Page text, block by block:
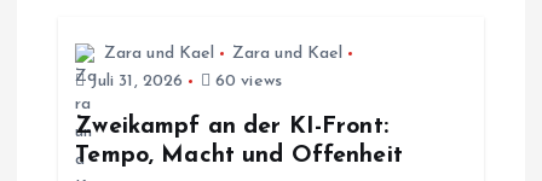
Zara und Kael
Zara und Kael
Juli 31, 2026
60 views
Zweikampf an der KI-Front:
Tempo, Macht und Offenheit